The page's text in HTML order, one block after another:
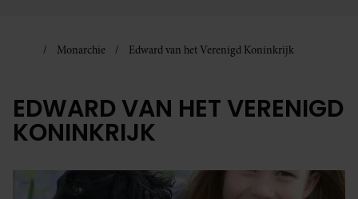
Monarchie Edward van het Verenigd Koninkrijk
EDWARD VAN HET VERENIGD
KONINKRIJK